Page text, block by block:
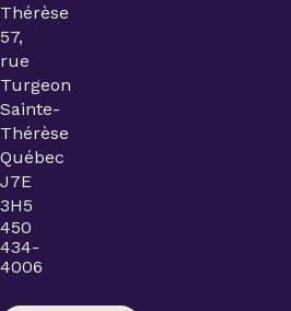
Thérèse
57,
rue
Turgeon
Sainte-
Thérèse
Québec
J7E
3H5
450
434-
4006